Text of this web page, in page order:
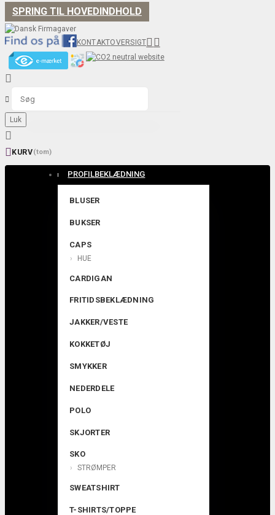
SPRING TIL HOVEDINDHOLD
KONTAKTOVERSIGT


Luk

KURV(tom)
PROFILBEKLÆDNING
BLUSER
BUKSER
CAPS
HUE
CARDIGAN
FRITIDSBEKLÆDNING
JAKKER/VESTE
KOKKETØJ
SMYKKER
NEDERDELE
POLO
SKJORTER
SKO
STRØMPER
SWEATSHIRT
T-SHIRTS/TOPPE